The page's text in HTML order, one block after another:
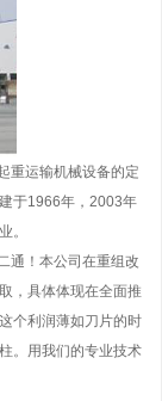
重运输机械设备的定
于1966年，2003年
。
通！本公司在重组改
，具体体现在全面推
个利润薄如刀片的时
。用我们的专业技术